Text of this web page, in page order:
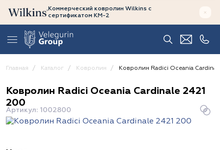
Коммерческий ковролин Wilkins с
сертификатом КМ-2
Главная Каталог Ковролин Ковролин Radici Oceania
Ковролин Radici Oceania Cardinale 2421
200
Артикул: 1002800